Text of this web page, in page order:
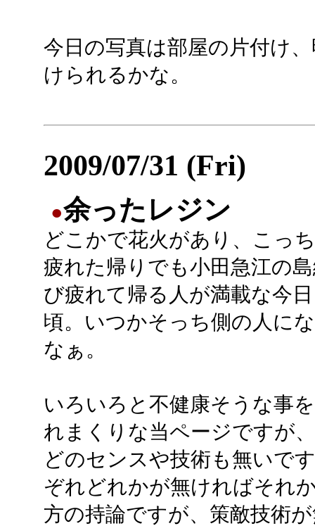
今日の写真は部屋の片付け
けられるかな。
2009/07/31 (Fri)
●余ったレジン
どこかで花火があり、こっ
疲れた帰りでも小田急江の
び疲れて帰る人が満載な今
頃。いつかそっち側の人に
なぁ。
いろいろと不健康そうな事
れまくりな当ページですが
どのセンスや技術も無いで
ぞれどれかが無ければそれ
方の持論ですが、策敵技術